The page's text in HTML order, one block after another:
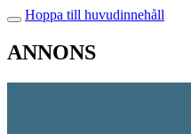
Hoppa till huvudinnehåll
ANNONS